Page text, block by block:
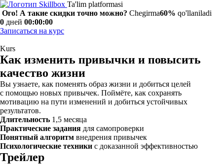
Ta'lim platformasi
Ого! А такие скидки точно можно? Chegirma60% qo'llaniladi
0 дней 00:00:00
Записаться на курс
Kurs
Как изменить привычки и повысить
качество жизни
Вы узнаете, как поменять образ жизни и добиться целей
с помощью новых привычек. Поймёте, как сохранять
мотивацию на пути изменений и добиться устойчивых
результатов.
Длительность 1,5 месяца
Практические задания для самопроверки
Понятный алгоритм внедрения привычек
Психологические техники с доказанной эффективностью
Трейлер